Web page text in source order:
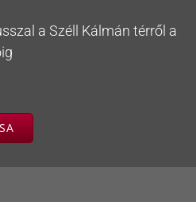
a Széll Kálmán térről a